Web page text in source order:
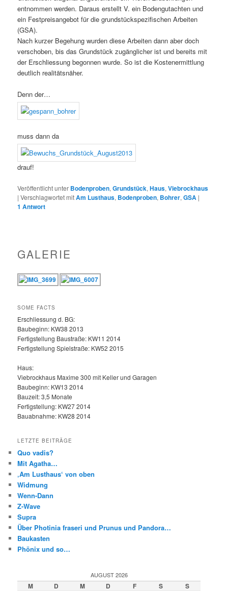
entnommen werden. Daraus erstellt V. ein Bodengutachten und
ein Festpreisangebot für die grundstückspezifischen Arbeiten
(GSA).
Nach kurzer Begehung wurden diese Arbeiten dann aber doch
verschoben, bis das Grundstück zugänglicher ist und bereits mit
der Erschliessung begonnen wurde. So ist die Kostenermittlung
deutlich realitätsnäher.
Denn der…
muss dann da
drauf!
Veröffentlicht unter Bodenproben,Grundstück,Haus,Viebrockhaus
|Verschlagwortet mitAm Lusthaus, Bodenproben, Bohrer,GSA |
1 Antwort
GALERIE
SOME FACTS
Erschliessung d. BG:
Baubeginn: KW38 2013
Fertigstellung Baustraße: KW11 2014
Fertigstellung Spielstraße: KW52 2015
Haus:
Viebrockhaus Maxime 300 mit Keller und Garagen
Baubeginn: KW13 2014
Bauzeit: 3,5 Monate
Fertigstellung: KW27 2014
Bauabnahme: KW28 2014
LETZTE BEITRÄGE
Quo vadis?
Mit Agatha…
‚Am Lusthaus‘ von oben
Widmung
Wenn-Dann
Z-Wave
Supra
Über Photinia fraseri und Prunus und Pandora…
Baukasten
Phönix und so…
AUGUST 2026
M D M D F S S